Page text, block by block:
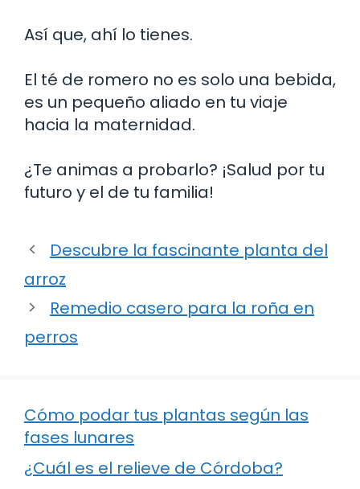
Así que, ahí lo tienes.
El té de romero no es solo una bebida,
es un pequeño aliado en tu viaje
hacia la maternidad.
¿Te animas a probarlo? ¡Salud por tu
futuro y el de tu familia!
Descubre la fascinante planta del
arroz
Remedio casero para la roña en
perros
Cómo podar tus plantas según las
fases lunares
¿Cuál es el relieve de Córdoba?